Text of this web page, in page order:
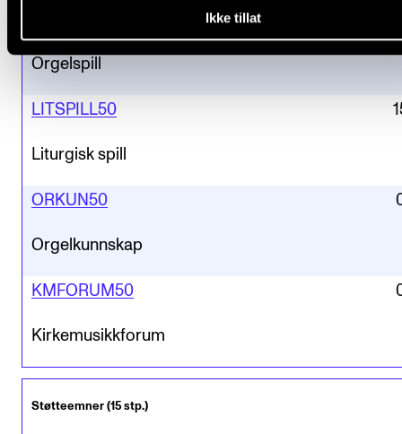
Ikke tillat
Orgelspill
LITSPILL50
Liturgisk spill
ORKUN50
Orgelkunnskap
KMFORUM50
Kirkemusikkforum
Støtteemner (15 stp.)